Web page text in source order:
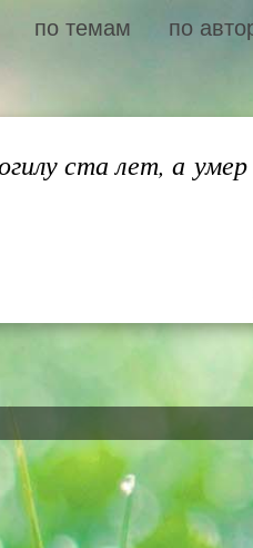
по темам по
ста лет, а умер